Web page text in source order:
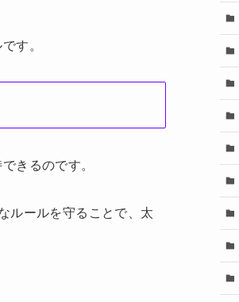
す。
きるのです。
ルールを守ることで、太